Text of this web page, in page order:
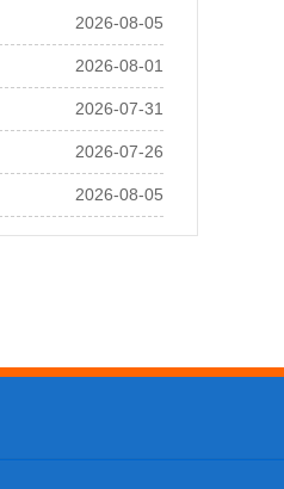
2026-08-05
2026-08-01
2026-07-31
2026-07-26
2026-08-05